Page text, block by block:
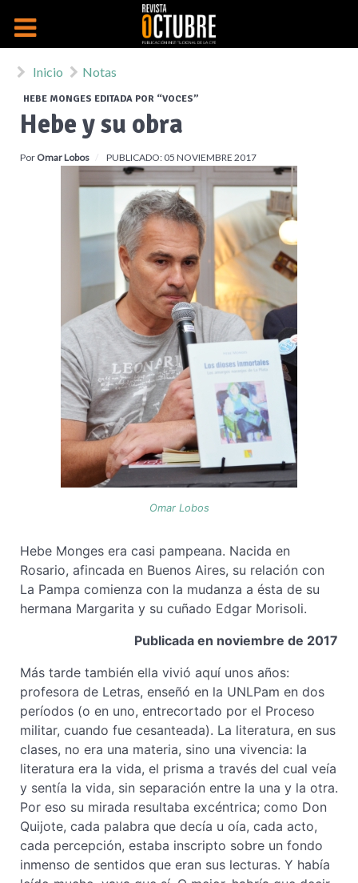
Inicio Notas
HEBE MONGES EDITADA POR “VOCES”
Hebe y su obra
Por Omar Lobos PUBLICADO: 05 NOVIEMBRE 2017
Omar Lobos
Hebe Monges era casi pampeana. Nacida en
Rosario, afincada en Buenos Aires, su relación con
La Pampa comienza con la mudanza a ésta de su
hermana Margarita y su cuñado Edgar Morisoli.
Publicada en noviembre de 2017
Más tarde también ella vivió aquí unos años:
profesora de Letras, enseñó en la UNLPam en dos
períodos (o en uno, entrecortado por el Proceso
militar, cuando fue cesanteada). La literatura, en sus
clases, no era una materia, sino una vivencia: la
literatura era la vida, el prisma a través del cual veía
y sentía la vida, sin separación entre la una y la otra.
Por eso su mirada resultaba excéntrica; como Don
Quijote, cada palabra que decía u oía, cada acto,
cada percepción, estaba inscripto sobre un fondo
inmenso de sentidos que eran sus lecturas. Y había